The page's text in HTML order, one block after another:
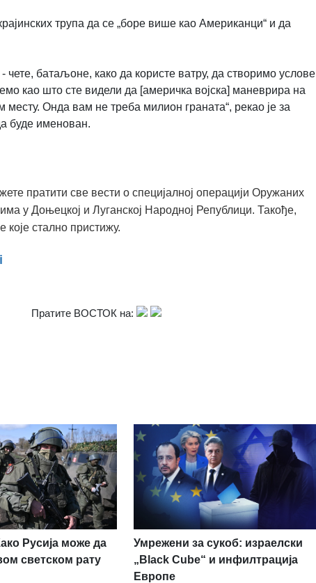
трупа да се „боре више као Американци“ и да
батаљоне, како да користе ватру, да створимо услове
као што сте видели да [америчка војска] маневрира на
Онда вам не треба милион граната“, рекао је за
буде именован.
пратити све вести о специјалној операцији Оружаних
у Доњецкој и Луганској Народној Републици. Такође,
стално пристижу.
Пратите ВОСТОК на:
Русија може да
светском рату
Умрежени за сукоб: израелски
„Black Cube“ и инфилтрација
Европе